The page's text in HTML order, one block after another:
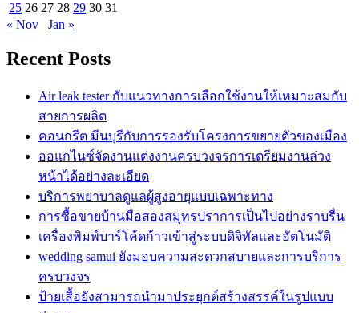
25 26 27 28 29 30 31
« Nov
Jan »
Recent Posts
Air leak tester กับแนวทางการเลือกใช้งานให้เหมาะสมกับ
สายการผลิต
คอนกรีต มีนบุรีกับการรองรับโครงการขยายตัวของเมือง
ออแกไนซ์จัดงานแต่งงานครบวงจรการเตรียมงานล่วง
หน้าได้อย่างละเอียด
บริการพยาบาลดูแลผู้สูงอายุแบบเฉพาะทาง
การซื้อขายบ้านมือสองสมุทรปราการเป็นไปอย่างราบรื่น
เครื่องพิมพ์บาร์โค้ดก้าวเข้าสู่ระบบดิจิทัลและอัตโนมัติ
wedding samui ยังมอบความสะดวกสบายและการบริการ
ครบวงจร
ป้ายเสื้อยังสามารถนำมาประยุกต์สร้างสรรค์ในรูปแบบ